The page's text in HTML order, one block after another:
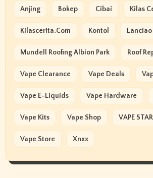
Anjing Bokep Cibai Kilas
Kilascerita.com Kontol Lanciao
Mundell Roofing Albion Park Roof
Vape Clearance Vape Deals
Vape E-Liquids Vape Hardware
Vape Kits Vape Shop VAPE
Vape Store Xnxx